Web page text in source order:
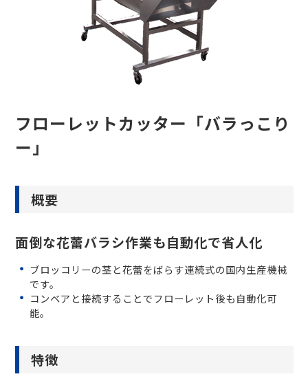
フローレットカッター「バラっこり
ー」
概要
面倒な花蕾バラシ作業も自動化で省人化
ブロッコリーの茎と花蕾をばらす連続式の国内生産機械
です。
コンベアと接続することでフローレット後も自動化可
能。
特徴